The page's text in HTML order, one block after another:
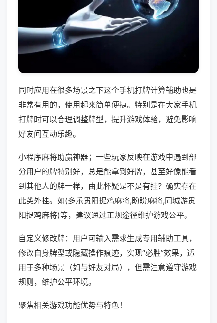
同时应用在很多场景之下这个手机打牌计算辅助也是
非常有用的，使用起来简单便捷。特别是在大家手机
打牌时可以合理调整牌型，提升游戏体验，避免影响
好友间互动乐趣。
小程序麻将助赢神器；一些玩家反映在游戏中遇到部
分用户的牌特别好，总是能拿到好牌，甚至好像能看
到其他人的牌一样，由此怀疑是不是有挂？确实存在
此类外挂。如(多乐贵阳捉鸡麻将,盼盼麻将,同城游贵
阳捉鸡麻将)等，建议通过正规途径维护游戏公平。
自定义修改牌：用户可输入需求生成专用辅助工具，
修改自身牌型或隐藏操作痕迹，实现“必胜”效果，适
用于多种场景（如与好友对局），但需注意遵守游戏
规则，维护公平环境。
聚焦相关游戏功能优势与特色！